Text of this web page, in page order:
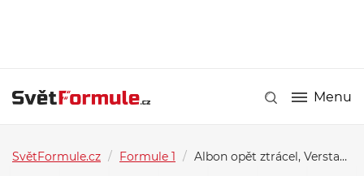
Menu
SvětFormule.cz / Formule 1 / Albon opět ztrácel, Verstappen ho překonal o více než sekundu